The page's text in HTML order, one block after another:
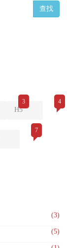
查找
3
H5
4
7
(3)
(5)